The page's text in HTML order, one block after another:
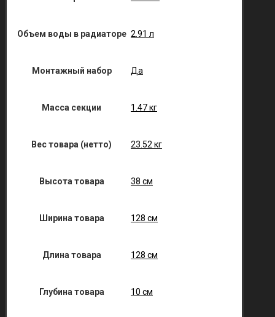
Объем воды в радиаторе 2.91 л
Монтажный набор Да
Масса секции 1.47 кг
Вес товара (нетто) 23.52 кг
Высота товара 38 см
Ширина товара 128 см
Длина товара 128 см
Глубина товара 10 см